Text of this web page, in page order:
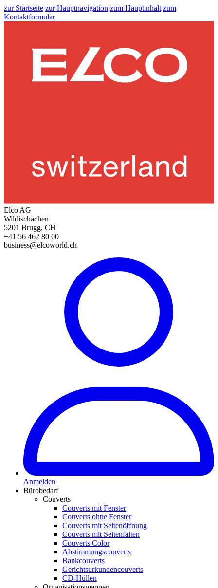
zur Startseite zur Hauptnavigation zum Hauptinhalt zum
Kontaktformular
Elco AG
Wildischachen
5201 Brugg, CH
+41 56 462 80 00
business@elcoworld.ch
Anmelden
Bürobedarf
Couverts
Couverts mit Fenster
Couverts ohne Fenster
Couverts mit Seitenöffnung
Couverts mit Seitenfalten
Couverts Color
Abstimmungscouverts
Bankcouverts
Gerichtsurkundencouverts
CD-Hüllen